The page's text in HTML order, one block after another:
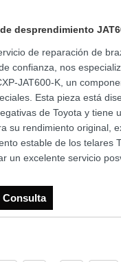
desprendimiento
de reparación de
confianza, nos
JAT600-K, un
Esta pieza está
de Toyota y tiene
su rendimiento original,
estable de los telares
un excelente servicio
Consulta